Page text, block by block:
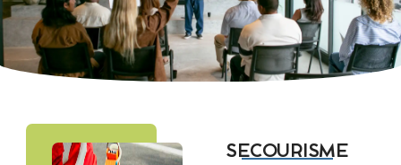
SECOURISME